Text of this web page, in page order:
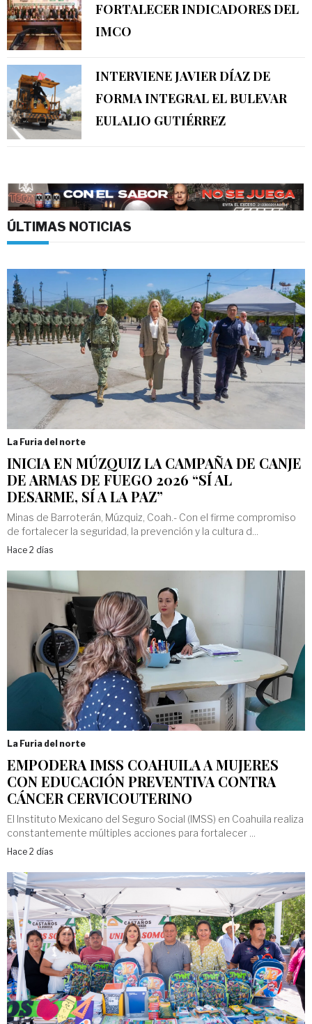
FORTALECER INDICADORES DEL
IMCO
INTERVIENE JAVIER DÍAZ DE
FORMA INTEGRAL EL BULEVAR
EULALIO GUTIÉRREZ
ÚLTIMAS NOTICIAS
La Furia del norte
INICIA EN MÚZQUIZ LA CAMPAÑA DE CANJE
DE ARMAS DE FUEGO 2026 “SÍ AL
DESARME, SÍ A LA PAZ”
Minas de Barroterán, Múzquiz, Coah.- Con el firme compromiso
de fortalecer la seguridad, la prevención y la cultura d...
Hace 2 días
La Furia del norte
EMPODERA IMSS COAHUILA A MUJERES
CON EDUCACIÓN PREVENTIVA CONTRA
CÁNCER CERVICOUTERINO
El Instituto Mexicano del Seguro Social (IMSS) en Coahuila realiza
constantemente múltiples acciones para fortalecer ...
Hace 2 días